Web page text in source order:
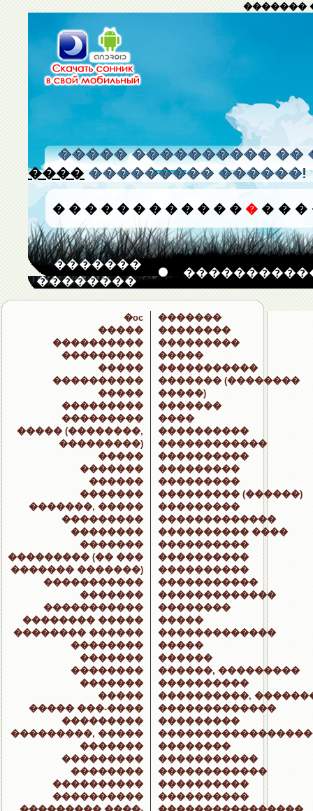
�������
����� ���������� ��
���� ��������� ������!
� � � � � � � � � � � � � � � �
�������
��������
�oc
�����
����������
���������
�����
����������
�����
���������
���������
����� (��������,
���������)
�����
�������
������
�������
�������, �����
���������
��������
�������
��������� (�� ���
������� �������)
�����������
�������
�����������
�������� �����
�������� ������
��������
�������
��������
�������
�����
����� ���-����
���������
���������, �����
�������
���������
��������
����������
����������
�������
��������
���������
�����
�����������
������� (��������
�����)
�������
����
����������
������������
����������
���������
���������
��������� (������)
���������
�������������
���������� ����
����������
����������
����������
�����������
�������������
��������
�����
�������������
�����
������
������, ���������
����������
����������,
�������������
���������
��������
�����������
������������
����������
����������